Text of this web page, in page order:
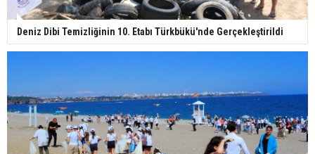
Deniz Dibi Temizliğinin 10. Etabı Türkbükü'nde Gerçekleştirildi